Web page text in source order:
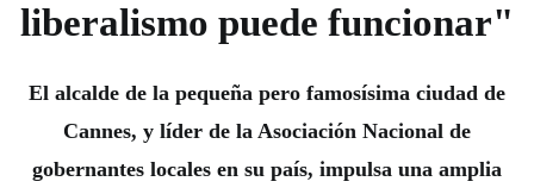
liberalismo puede funcionar"
El alcalde de la pequeña pero famosísima ciudad de
Cannes, y líder de la Asociación Nacional de
gobernantes locales en su país, impulsa una amplia